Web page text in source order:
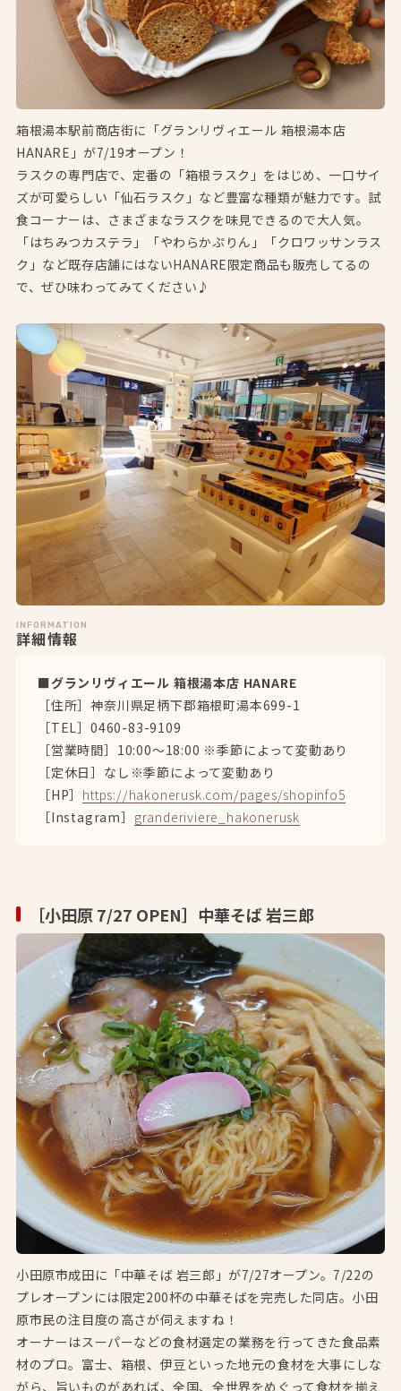
箱根湯本駅前商店街に「グランリヴィエール 箱根湯本店
HANARE」が7/19オープン！
ラスクの専門店で、定番の「箱根ラスク」をはじめ、一口サイ
ズが可愛らしい「仙石ラスク」など豊富な種類が魅力です。試
食コーナーは、さまざまなラスクを味見できるので大人気。
「はちみつカステラ」「やわらかぷりん」「クロワッサンラス
ク」など既存店舗にはないHANARE限定商品も販売してるの
で、ぜひ味わってみてください♪
INFORMATION
詳細情報
■グランリヴィエール 箱根湯本店 HANARE
［住所］神奈川県足柄下郡箱根町湯本699-1
［TEL］0460-83-9109
［営業時間］10:00～18:00 ※季節によって変動あり
［定休日］なし※季節によって変動あり
［HP］ https://hakonerusk.com/pages/shopinfo5
［Instagram］ granderiviere_hakonerusk
［小田原 7/27 OPEN］中華そば 岩三郎
小田原市成田に「中華そば 岩三郎」が7/27オープン。7/22の
プレオープンには限定200杯の中華そばを完売した同店。小田
原市民の注目度の高さが伺えますね！
オーナーはスーパーなどの食材選定の業務を行ってきた食品素
材のプロ。富士、箱根、伊豆といった地元の食材を大事にしな
がら、旨いものがあれば、全国、全世界をめぐって食材を揃え